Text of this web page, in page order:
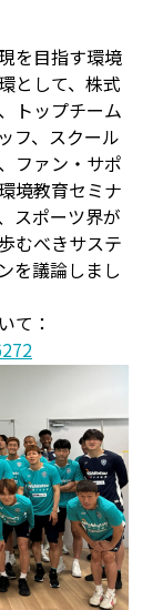
を目指す環境
として、株式
トップチーム
フ、スクール
ファン・サポ
境教育セミナ
スポーツ界が
むべきサステ
を議論しまし
て：